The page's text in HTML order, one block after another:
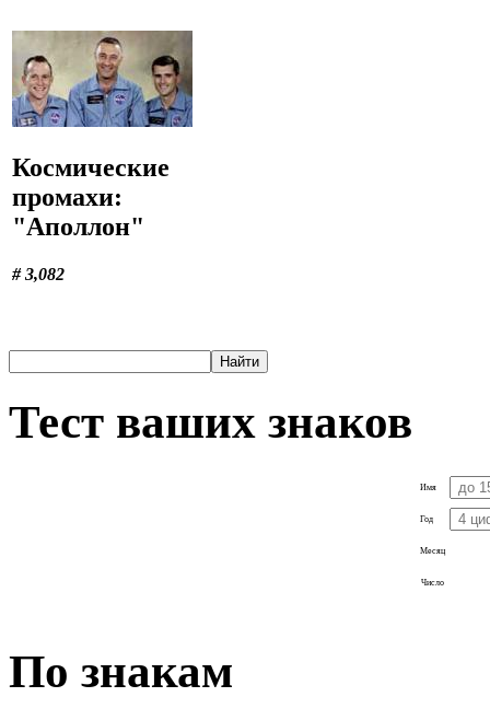
Космические
промахи:
"Аполлон"
# 3,082
Тест ваших знаков
Имя
Год
Месяц
Число
По знакам